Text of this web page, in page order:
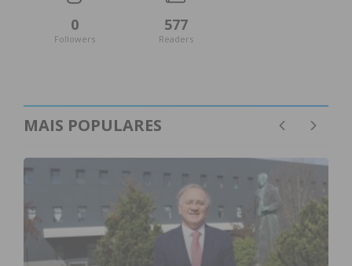
0
Followers
577
Readers
MAIS POPULARES